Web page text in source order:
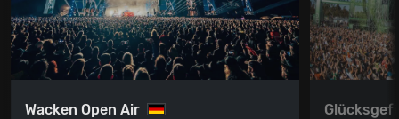
Wacken Open Air